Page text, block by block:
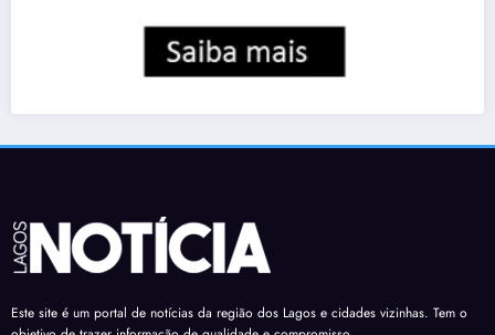
Este site é um portal de notícias da região dos Lagos e cidades vizinhas. Tem o